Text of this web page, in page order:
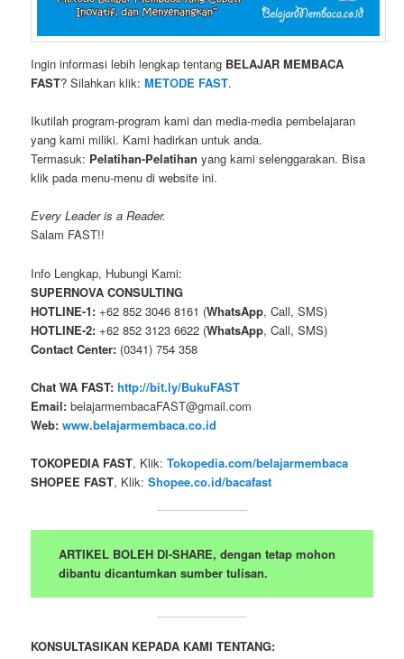
Ingin informasi lebih lengkap tentang BELAJAR MEMBACA
FAST? Silahkan klik:METODE FAST.
Ikutilah program-program kami dan media-media pembelajaran
yang kami miliki. Kami hadirkan untuk anda.
Termasuk: Pelatihan-Pelatihan yang kami selenggarakan. Bisa
klik pada menu-menu di website ini.
Every Leader is a Reader.
Salam FAST!!
Info Lengkap, Hubungi Kami:
SUPERNOVA CONSULTING
HOTLINE-1: +62 852 3046 8161 (WhatsApp, Call, SMS)
HOTLINE-2: +62 852 3123 6622 (WhatsApp, Call, SMS)
Contact Center: (0341) 754 358
Chat WA FAST: http://bit.ly/BukuFAST
Email: belajarmembacaFAST@gmail.com
Web: www.belajarmembaca.co.id
TOKOPEDIA FAST, Klik:Tokopedia.com/belajarmembaca
SHOPEE FAST, Klik:Shopee.co.id/bacafast
ARTIKEL BOLEH DI-SHARE, dengan tetap mohon
dibantu dicantumkan sumber tulisan.
KONSULTASIKAN KEPADA KAMI TENTANG: